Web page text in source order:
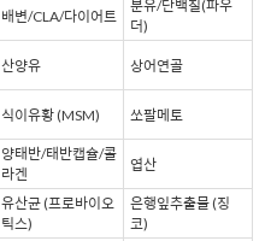
배변/CLA/다이어트
분유/단백질(파우
더)
산양유 상어연골
식이유황 (MSM) 쏘팔메토
양태반/태반캡슐/콜
라겐
엽산
유산균 (프로바이오
틱스)
은행잎추출물 (징
코)